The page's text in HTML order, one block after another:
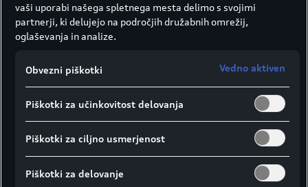
vaši uporabi našega spletnega mesta delimo s svojimi
partnerji, ki delujejo na področjih družabnih omrežij,
oglaševanja in analize.
Obvezni piškotki Vedno aktiven
Piškotki za učinkovitost delovanja
Piškotki za ciljno usmerjenost
Piškotki za delovanje